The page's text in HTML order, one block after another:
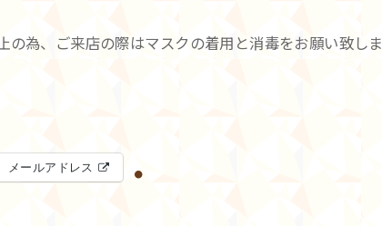
為、ご来店の際はマスクの着用と消毒をお願い致しま
メールアドレス